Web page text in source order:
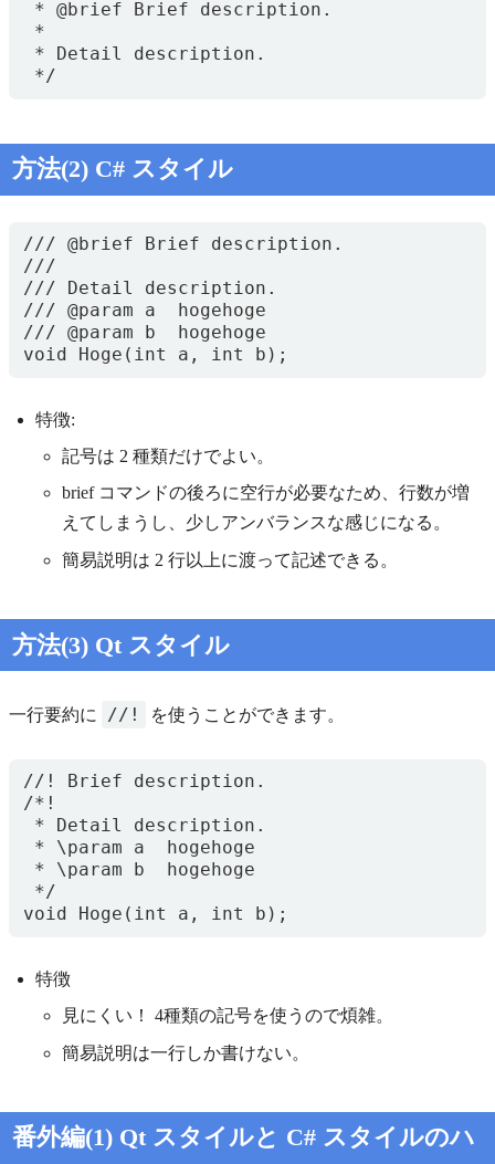
* @brief Brief description.
*
* Detail description.
方法(2) C# スタイル
/// @brief Brief description.
///
/// Detail description.
/// @param a  hogehoge
/// @param b  hogehoge
特徴:
記号は 2 種類だけでよい。
brief コマンドの後ろに空行が必要なため、行数が増
えてしまうし、少しアンバランスな感じになる。
簡易説明は 2 行以上に渡って記述できる。
方法(3) Qt スタイル
一行要約に //! を使うことができます。
//! Brief description.
/*!
* Detail description.
* \param a  hogehoge
* \param b  hogehoge
*/
特徴
見にくい！ 4種類の記号を使うので煩雑。
簡易説明は一行しか書けない。
番外編(1) Qt スタイルと C# スタイルのハ